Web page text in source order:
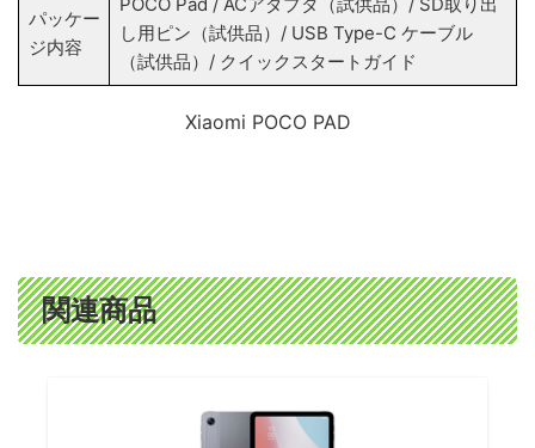
パッケー
ジ内容
し用ピン（試供品）/ USB Type-C ケーブル
（試供品）/ クイックスタートガイド
Xiaomi POCO PAD
関連商品